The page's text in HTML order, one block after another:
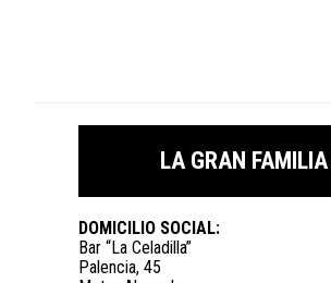
LA GRAN FAMILIA
DOMICILIO SOCIAL:
Bar “La Celadilla”
Palencia, 45